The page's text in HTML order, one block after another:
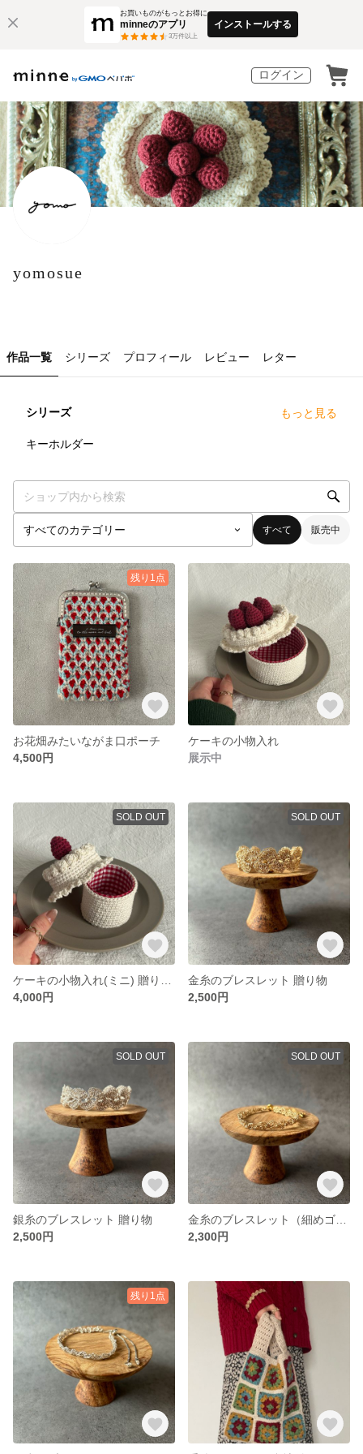
お買いものがもっとお得に
minneのアプリ
3万件以上
インストールする
ログイン
yomosue
作品一覧 シリーズ プロフィール レビュー レター
シリーズ もっと見る
キーホルダー
すべて 販売中
残り1点
お花畑みたいながま口ポーチ
4,500円
ケーキの小物入れ
展示中
SOLD OUT
4,000円
SOLD OUT
金糸のブレスレット 贈り物
2,500円
SOLD OUT
銀糸のブレスレット 贈り物
2,500円
SOLD OUT
2,300円
残り1点